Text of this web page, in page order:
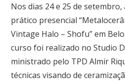
Nos dias 24 e 25 de
prático presencial
Vintage Halo – Shofu” em
curso foi realizado no Studio
ministrado pelo TPD Almir
técnicas visando de